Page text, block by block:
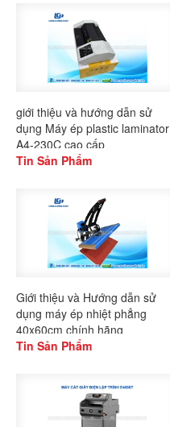
giới thiệu và hướng dẫn sử
dụng Máy ép plastic laminator
A4-230C cao cấp
Tin Sản Phẩm
Giới thiệu và Hướng dẫn sử
dụng máy ép nhiệt phẳng
40x60cm chính hãng
Gaoshang
Tin Sản Phẩm